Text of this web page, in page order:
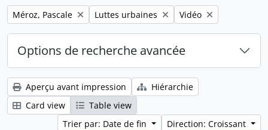
Remove filter:
Méroz, Pascale Remove filter:
Luttes urbaines Remove filter:
Vidéo
Options de recherche avancée
Aperçu avant impression
Hiérarchie
Card view
Table view
Trier par: Date de fin
Direction: Croissant